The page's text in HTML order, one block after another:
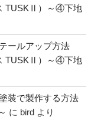
TUSKⅡ）～④下地
ールアップ方法
TUSKⅡ）～④下地
装で製作する方法
に bird より